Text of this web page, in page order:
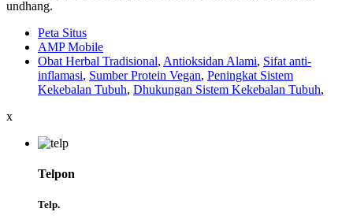
undhang.
Peta Situs
AMP Mobile
Obat Herbal Tradisional, Antioksidan Alami, Sifat anti-
inflamasi, Sumber Protein Vegan, Peningkat Sistem
Kekebalan Tubuh, Dhukungan Sistem Kekebalan Tubuh,
x
Telpon
Telp.